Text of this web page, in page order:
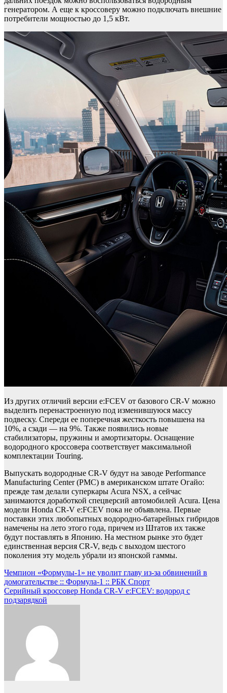
генератором. А еще к кроссоверу можно подключать внешние
потребители мощностью до 1,5 кВт.
Из других отличий версии e:FCEV от базового CR-V можно
выделить перенастроенную под изменившуюся массу
подвеску. Спереди ее поперечная жесткость повышена на
10%, а сзади — на 9%. Также появились новые
стабилизаторы, пружины и амортизаторы. Оснащение
водородного кроссовера соответствует максимальной
комплектации Touring.
Выпускать водородные CR-V будут на заводе Performance
Manufacturing Center (PMC) в американском штате Огайо:
прежде там делали суперкары Acura NSX, а сейчас
занимаются доработкой спецверсий автомобилей Acura. Цена
модели Honda CR-V e:FCEV пока не объявлена. Первые
поставки этих любопытных водородно-батарейных гибридов
намечены на лето этого года, причем из Штатов их также
будут поставлять в Японию. На местном рынке это будет
единственная версия CR-V, ведь с выходом шестого
поколения эту модель убрали из японской гаммы.
Навигация
по
записям
Чемпион «Формулы-1» не уволит главу из-за обвинений в
домогательстве :: Формула-1 :: РБК Спорт
Серийный кроссовер Honda CR-V e:FCEV: водород с
подзарядкой